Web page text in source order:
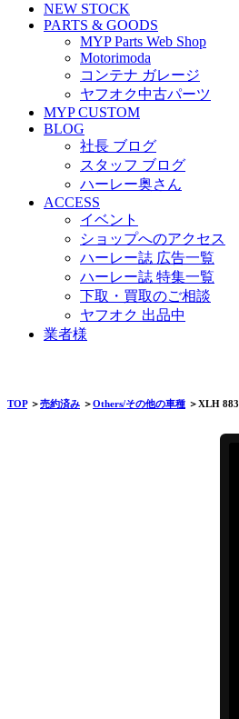
NEW STOCK
PARTS & GOODS
MYP Parts Web Shop
Motorimoda
コンテナ ガレージ
ヤフオク中古パーツ
MYP CUSTOM
BLOG
社長 ブログ
スタッフ ブログ
ハーレー奥さん
ACCESS
イベント
ショップへのアクセス
ハーレー誌 広告一覧
ハーレー誌 特集一覧
下取・買取のご相談
ヤフオク 出品中
業者様
TOP＞売約済み ＞Others/その他の車種 ＞XLH 883